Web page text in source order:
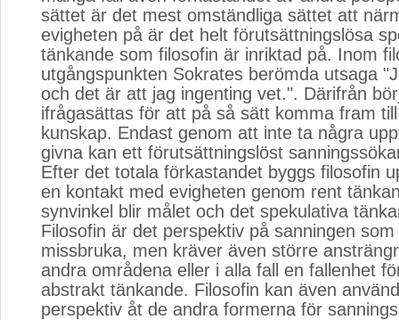
sättet är det mest omständliga sättet att
evigheten på är det helt förutsättningslösa
tänkande som filosofin är inriktad på. Inom
utgångspunkten Sokrates berömda utsaga
och det är att jag ingenting vet.". Därifrån
ifrågasättas för att på så sätt komma fram
kunskap. Endast genom att inte ta några
givna kan ett förutsättningslöst
Efter det totala förkastandet byggs filosofin
en kontakt med evigheten genom rent
synvinkel blir målet och det spekulativa
Filosofin är det perspektiv på sanningen
missbruka, men kräver även större
andra områdena eller i alla fall en fallenhet
abstrakt tänkande. Filosofin kan även
perspektiv åt de andra formerna för